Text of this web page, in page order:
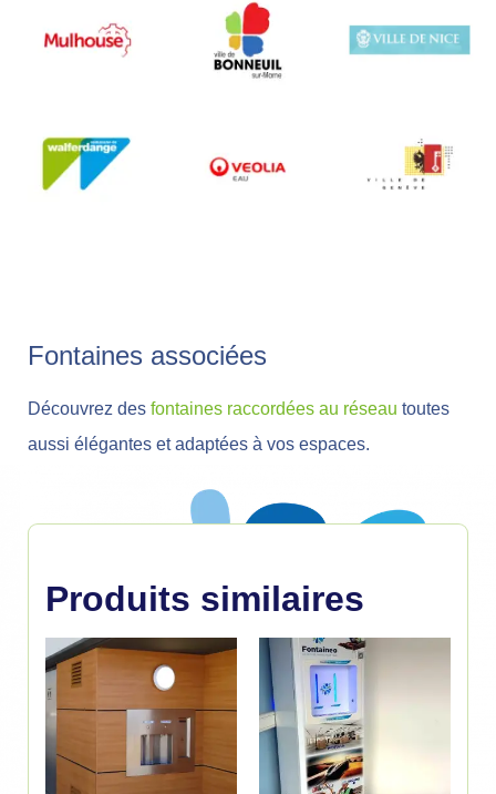
Fontaines associées
Découvrez des fontaines raccordées au réseau toutes
aussi élégantes et adaptées à vos espaces.
Produits similaires